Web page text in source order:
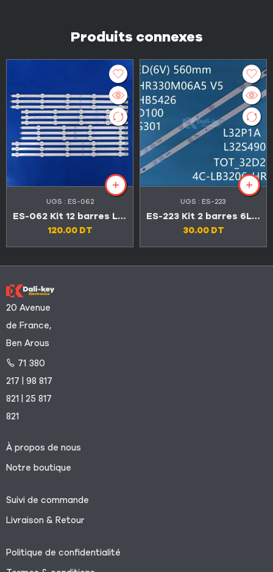
Produits connexes
UGS : ES-062
ES-062 Kit 12 barres LED LG 47″ Série LN
120.00 DT
UGS : ES-223
ES-223 Kit 2 barres 6LED TV TCL 32″ 32D2900
30.00 DT
20 Avenue
de France,
Ben Arous
71 380
217 | 98 817
821 | 25 817
821
À propos de nous
Notre boutique
Suivi de commande
Livraison & Retour
Politique de confidentialité